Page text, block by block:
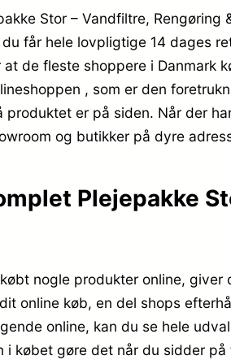
Stor – Vandfiltre,
får hele lovpligtige 14 dages
de fleste shoppere i Danmark
, som er den
er på siden. Når der
og butikker på dyre
Plejepakke
nogle produkter online,
online køb, en del shops
online, kan du se hele
i købet gøre det når du sidder